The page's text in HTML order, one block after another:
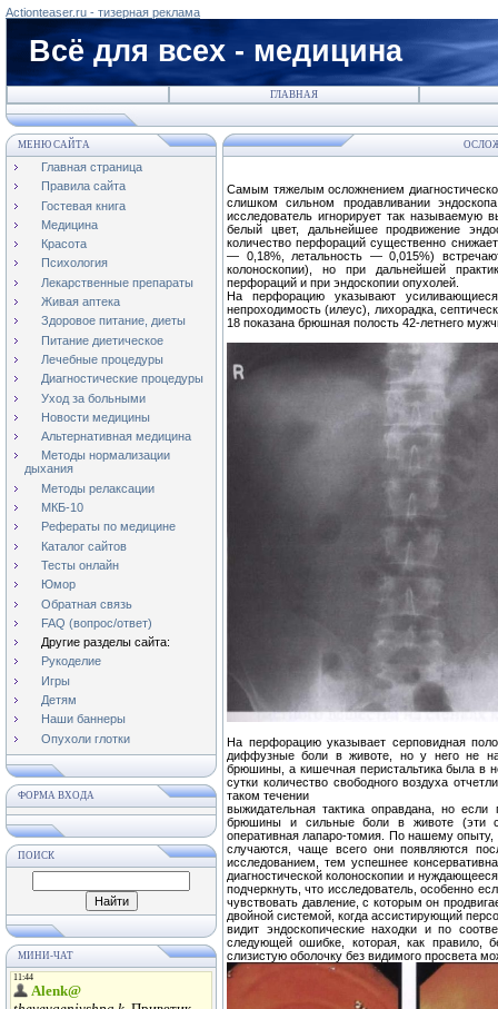
Actionteaser.ru - тизерная реклама
Всё для всех - медицина
ГЛАВНАЯ
МЕНЮ САЙТА
Главная страница
Правила сайта
Гостевая книга
Медицина
Красота
Психология
Лекарственные препараты
Живая аптека
Здоровое питание, диеты
Питание диетическое
Лечебные процедуры
Диагностические процедуры
Уход за больными
Новости медицины
Альтернативная медицина
Методы нормализации
дыхания
Методы релаксации
МКБ-10
Рефераты по медицине
Каталог сайтов
Тесты онлайн
Юмор
Обратная связь
FAQ (вопрос/ответ)
Другие разделы сайта:
Рукоделие
Игры
Детям
Наши баннеры
Опухоли глотки
ФОРМА ВХОДА
ПОИСК
МИНИ-ЧАТ
Самым тяжелым осложнением
слишком сильном продавливании
исследователь игнорирует так называемую
белый цвет, дальнейшее продвижение
количество перфораций существенно
— 0,18%, летальность — 0,015%)
колоноскопии), но при дальнейшей
перфораций и при эндоскопии опухолей.
На перфорацию указывают
непроходимость (илеус), лихорадка,
18 показана брюшная полость 42-летнего
На перфорацию указывает серповидная
диффузные боли в животе, но у него не
брюшины, а кишечная перистальтика была в
сутки количество свободного воздуха
таком течении
выжидательная тактика оправдана, но если
брюшины и сильные боли в животе (эти
оперативная лапаро-томия. По нашему опыту,
случаются, чаще всего они появляются
исследованием, тем успешнее
диагностической колоноскопии и
подчеркнуть, что исследователь, особенно
чувствовать давление, с которым он
двойной системой, когда ассистирующий
видит эндоскопические находки и по
следующей ошибке, которая, как правило,
слизистую оболочку без видимого просвета